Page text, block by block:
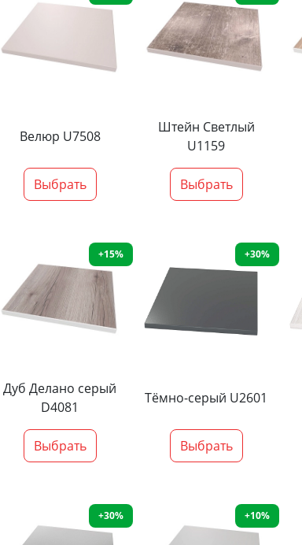
Велюр U7508
Выбрать
Штейн Светлый
U1159
Выбрать
+15%
Дуб Делано серый
D4081
Выбрать
+30%
Тёмно-серый U2601
Выбрать
+30% +10%